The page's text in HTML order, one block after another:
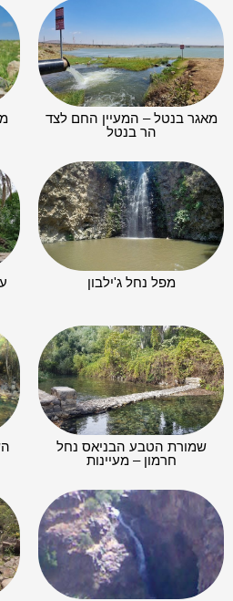
מאגר בנטל – המעיין החם לצד
הר בנטל
מפל נחל ג'ילבון
שמורת הטבע הבניאס נחל
חרמון – מעיינות